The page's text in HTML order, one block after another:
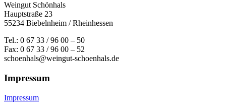
Weingut Schönhals
Hauptstraße 23
55234 Biebelnheim / Rheinhessen
Tel.: 0 67 33 / 96 00 – 50
Fax: 0 67 33 / 96 00 – 52
schoenhals@weingut-schoenhals.de
Impressum
Impressum